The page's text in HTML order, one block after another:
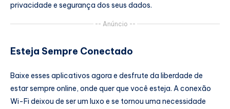
privacidade e segurança dos seus dados.
-- Anúncio --
Esteja Sempre Conectado
Baixe esses aplicativos agora e desfrute da liberdade de
estar sempre online, onde quer que você esteja. A conexão
Wi-Fi deixou de ser um luxo e se tornou uma necessidade